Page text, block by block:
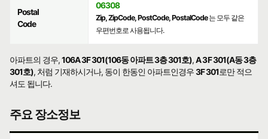
Postal
Code
06308
Zip, ZipCode, PostCode, PostalCode는 모두 같은
우편번호로 사용됩니다.
아파트의 경우,106A 3F 301(106동 아파트 3층 301호),A 3F 301(A동 3층
301호), 처럼 기재하시거나, 동이 한동인 아파트인경우3F 301로만 적으
셔도 됩니다.
주요 장소정보